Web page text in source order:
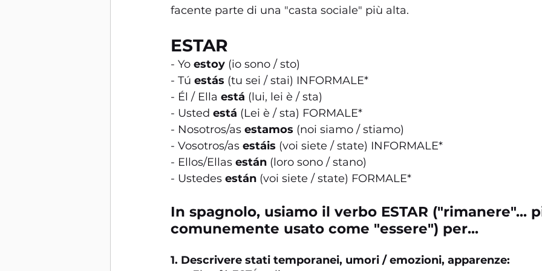
facente parte di una "casta sociale" più alta.
ESTAR
- Yo estoy (io sono / sto)
- Tú estás (tu sei / stai) INFORMALE*
- Él / Ella está (lui, lei è / sta)
- Usted está (Lei è / sta) FORMALE*
- Nosotros/as estamos (noi siamo / stiamo)
- Vosotros/as estáis (voi siete / state) INFORMALE*
- Ellos/Ellas están (loro sono / stano)
- Ustedes están (voi siete / state) FORMALE*
In spagnolo, usiamo il verbo ESTAR ("rimanere"...
comunemente usato come "essere") per...
1. Descrivere stati temporanei, umori / emozioni, apparenze: